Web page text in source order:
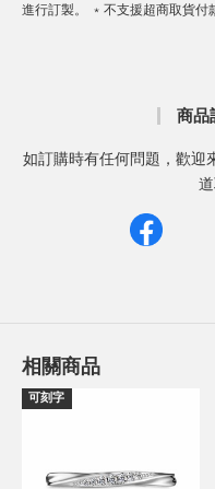
進行訂製。 ﹡不支援超商取貨付
商品
如訂購時有任何問題，歡迎
相關商品
可刻字